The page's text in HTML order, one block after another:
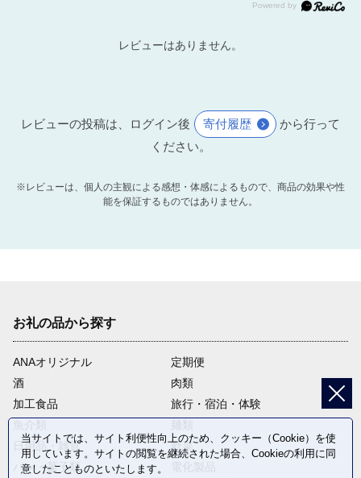
レビューはありません。
レビューの投稿は、ログイン後 寄付履歴
から行って
ください。
※レビューは、個人の主観による感想・体感によるもので、商品の効果や性
能を保証するものではありません。
お礼の品から探す
ANAオリジナル
定期便
酒
肉類
加工食品
旅行・宿泊・体験
日用品・雑貨
野菜
パン・菓子類
当サイトでは、サイト利便性向上のため、クッキー（Cookie）を使
用しています。サイトの閲覧を継続された場合、Cookieの利用に同
意したことものといたします。